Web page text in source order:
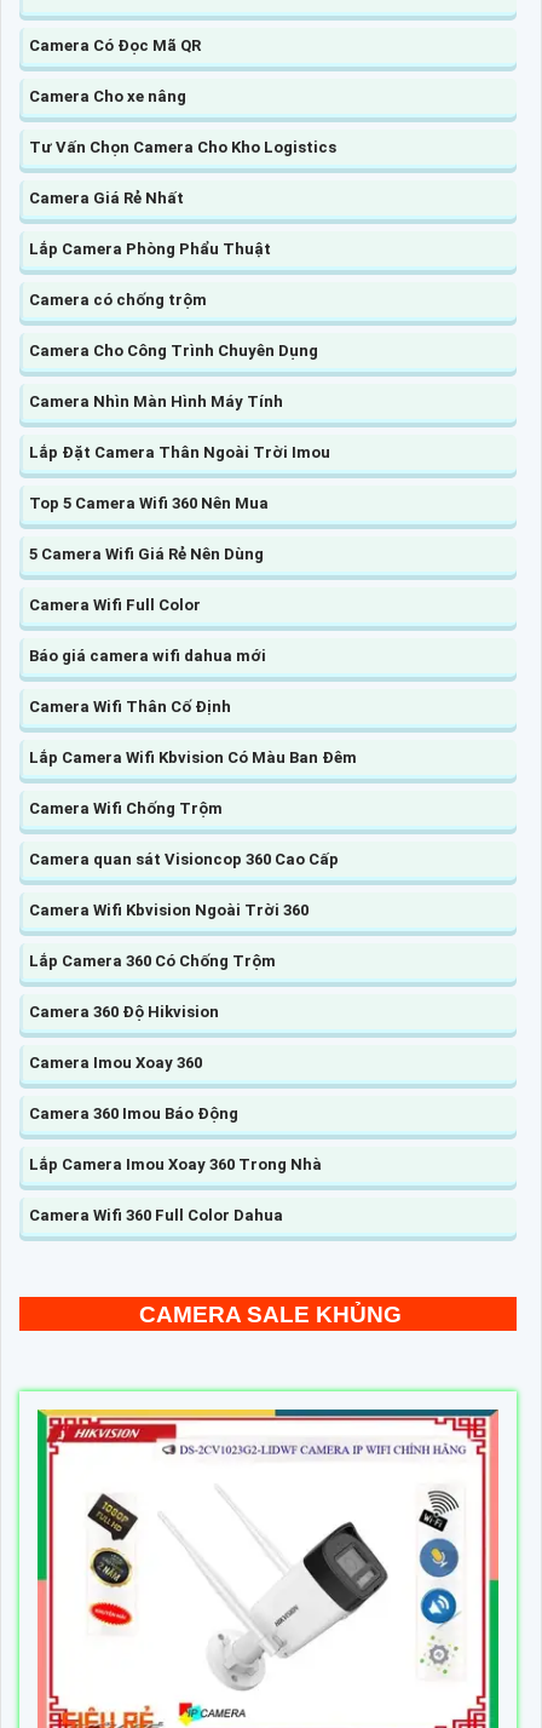
Camera Có Đọc Mã QR
Camera Cho xe nâng
Tư Vấn Chọn Camera Cho Kho Logistics
Camera Giá Rẻ Nhất
Lắp Camera Phòng Phẩu Thuật
Camera có chống trộm
Camera Cho Công Trình Chuyên Dụng
Camera Nhìn Màn Hình Máy Tính
Lắp Đặt Camera Thân Ngoài Trời Imou
Top 5 Camera Wifi 360 Nên Mua
5 Camera Wifi Giá Rẻ Nên Dùng
Camera Wifi Full Color
Báo giá camera wifi dahua mới
Camera Wifi Thân Cố Định
Lắp Camera Wifi Kbvision Có Màu Ban Đêm
Camera Wifi Chống Trộm
Camera quan sát Visioncop 360 Cao Cấp
Camera Wifi Kbvision Ngoài Trời 360
Lắp Camera 360 Có Chống Trộm
Camera 360 Độ Hikvision
Camera Imou Xoay 360
Camera 360 Imou Báo Động
Lắp Camera Imou Xoay 360 Trong Nhà
Camera Wifi 360 Full Color Dahua
CAMERA SALE KHỦNG